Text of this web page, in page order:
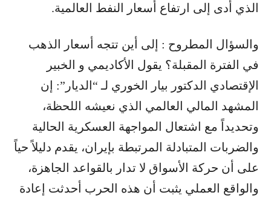
الذي أدى إلى ارتفاع أسعار النفط العالمية.
والسؤال المطروح : إلى أين تتجه أسعار الذهب
في الفترة المقبلة؟ يقول الأكاديمي و الخبير
الإقتصادي الدكتور بيار الخوري لـ “الديار”: إن
المشهد المالي العالمي الذي نعيشه اللحظة،
وتحديداً مع اشتعال المواجهة العسكرية الحالية
والضربات المتبادلة المرتبطة بإيران، يقدم دليلاً حياً
على أن حركة الأسواق لا تدار بالقواعد الجاهزة،
والواقع العملي يثبت أن هذه الحرب أحدثت إعادة